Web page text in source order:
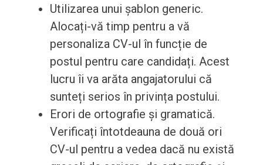
Utilizarea unui șablon generic.
Alocați-vă timp pentru a vă
personaliza CV-ul în funcție de
postul pentru care candidați. Acest
lucru îi va arăta angajatorului că
sunteți serios în privința postului.
Erori de ortografie și gramatică.
Verificați întotdeauna de două ori
CV-ul pentru a vedea dacă nu există